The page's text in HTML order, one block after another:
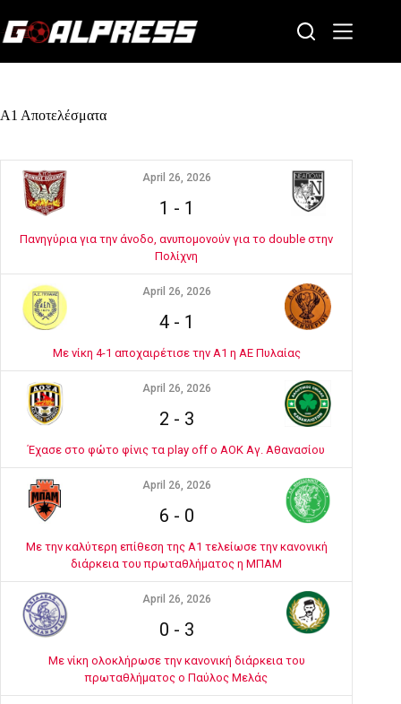
to
content
Α1 Αποτελέσματα
April 26, 2026
1 - 1
Πανηγύρια για την άνοδο, ανυπομονούν για το double στην
Πολίχνη
April 26, 2026
4- 1
Με νίκη 4-1 αποχαιρέτισε την Α1 η ΑΕ Πυλαίας
April 26, 2026
2 - 3
Έχασε στο φώτο φίνις τα play off ο ΑΟΚ Αγ. Αθανασίου
April 26, 2026
6 - 0
Με την καλύτερη επίθεση της Α1 τελείωσε την κανονική
διάρκεια του πρωταθλήματος η ΜΠΑΜ
April 26, 2026
0 - 3
Με νίκη ολοκλήρωσε την κανονική διάρκεια του
πρωταθλήματος ο Παύλος Μελάς